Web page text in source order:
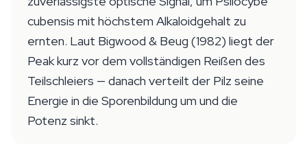
cubensis mit höchstem Alkaloidgehalt zu
ernten. Laut Bigwood & Beug (1982) liegt der
Peak kurz vor dem vollständigen Reißen des
Teilschleiers — danach verteilt der Pilz seine
Energie in die Sporenbildung um und die
Potenz sinkt.